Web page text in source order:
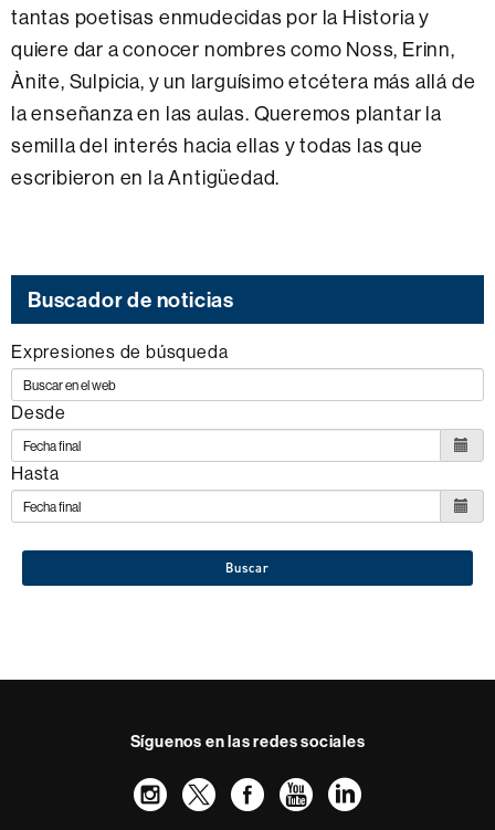
tantas poetisas enmudecidas por la Historia y
quiere dar a conocer nombres como Noss, Erinn,
Ànite, Sulpicia, y un larguísimo etcétera más allá de
la enseñanza en las aulas. Queremos plantar la
semilla del interés hacia ellas y todas las que
escribieron en la Antigüedad.
Buscador de noticias
Expresiones de búsqueda
Desde
Hasta
Buscar
Síguenos en las redes sociales
Instagram
TwitterFacebook
Youtube
LinkedIn